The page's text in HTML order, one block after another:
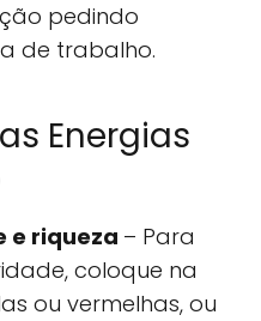
pedindo
de trabalho.
Energias
e riqueza – Para
coloque na
ou vermelhas, ou